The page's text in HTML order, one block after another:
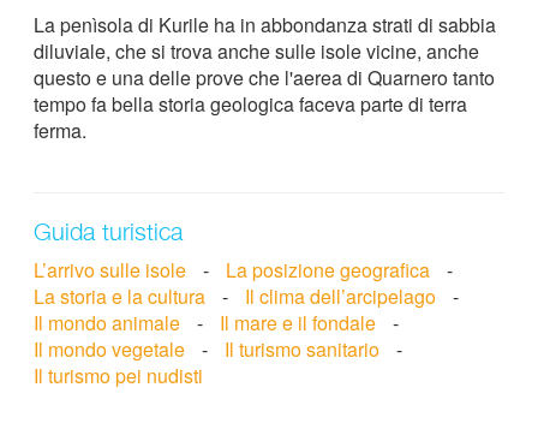
La penìsola di Kurile ha in abbondanza strati di sabbia
diluviale, che si trova anche sulle isole vicine, anche
questo e una delle prove che l'aerea di Quarnero tanto
tempo fa bella storia geologica faceva parte di terra
ferma.
Guida turistica
L’arrivo sulle isole - La posizione geografica
-
La storia e la cultura
- Il clima dell’arcipelago
-
Il mondo animale
- Il mare e il fondale
-
Il mondo vegetale
- Il turismo sanitario
-
Il turismo pei nudisti